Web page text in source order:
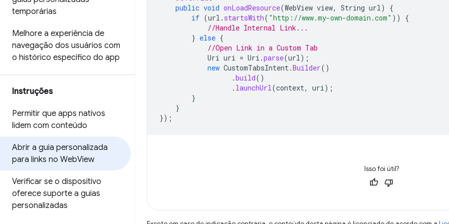
temporárias
Melhore a experiência de
navegação dos usuários com
o histórico específico do app
Instruções
Permitir que apps nativos
lidem com conteúdo
Abrir a guia personalizada
para links no WebView
Verificar se o dispositivo
oferece suporte a guias
personalizadas
public void onLoadResource(WebView view, String url)
{
if (url . startsWith( "http://www.my-own-domain.com" ))
{
//Handle Internal Link...
} else {
//Open Link in a Custom Tab
Uri uri = Uri .parse(url);
new CustomTabsIntent.Builder()
.build()
. launchUrl(context, uri);
}
}
});
Isso foi útil?